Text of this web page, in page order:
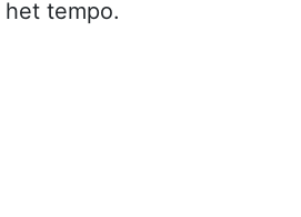
tempo.